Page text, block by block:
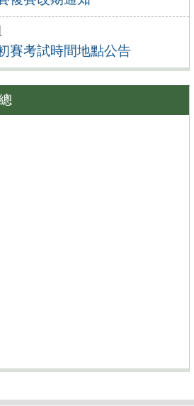
賽考試時間地點公告